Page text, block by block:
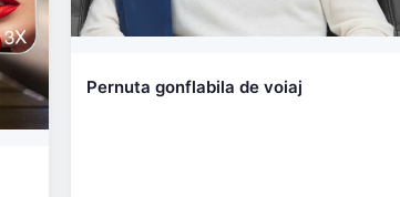
Pernuta gonflabila de voiaj